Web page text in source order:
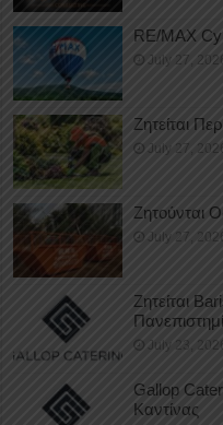
RE/MAX
July 27,
Ζητείται
July 27,
Ζητούνται
July 27,
Ζητείται
July 23,
Gallop
Καντίνας